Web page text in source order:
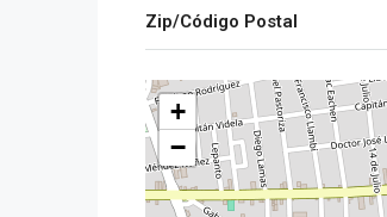
Zip/Código Postal
+
−